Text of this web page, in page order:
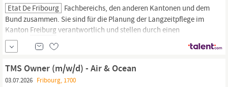
Etat De Fribourg Fachbereichs, den anderen Kantonen und dem
Bund zusammen. Sie sind für die Planung der Langzeitpflege im
Kanton Freiburgverantwortlich und stellen durch einen
effizienten Einsatz der öffentlichen Mittel die
Pflegeheime und der ambulanten Pflege sicher. Für diese Position
suchen wir eine engagierte und kommunikative
TMS Owner (m/w/d) - Air & Ocean
03.07.2026 Fribourg, 1700